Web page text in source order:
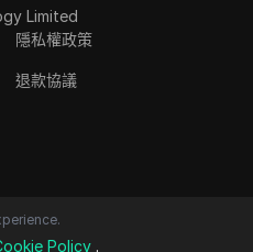
Limited
隱私權政策
退款協議
Policy .